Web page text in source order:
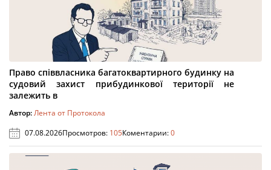
Право співвласника багатоквартирного будинку на
судовий захист прибудинкової території не
залежить в
Автор:Лента от Протокола
07.08.2026Просмотров: 105Коментарии:0